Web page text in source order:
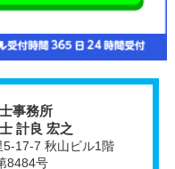
事務所
計良 宏之
17-7 秋山ビル1階
8484号